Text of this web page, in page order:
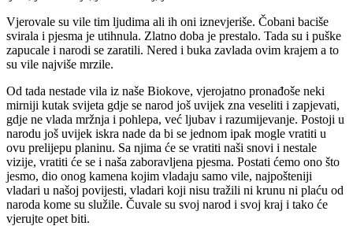
Vjerovale su vile tim ljudima ali ih oni iznevjeriše. Čobani baciše
svirala i pjesma je utihnula. Zlatno doba je prestalo. Tada su i puške
zapucale i narodi se zaratili. Nered i buka zavlada ovim krajem a to
su vile najviše mrzile.
Od tada nestade vila iz naše Biokove, vjerojatno pronađoše neki
mirniji kutak svijeta gdje se narod još uvijek zna veseliti i zapjevati,
gdje ne vlada mržnja i pohlepa, već ljubav i razumijevanje. Postoji u
narodu još uvijek iskra nade da bi se jednom ipak mogle vratiti u
ovu prelijepu planinu. Sa njima će se vratiti naši snovi i nestale
vizije, vratiti će se i naša zaboravljena pjesma. Postati ćemo ono što
jesmo, dio onog kamena kojim vladaju samo vile, najpošteniji
vladari u našoj povijesti, vladari koji nisu tražili ni krunu ni plaću od
naroda kome su služile. Čuvale su svoj narod i svoj kraj i tako će
vjerujte opet biti.